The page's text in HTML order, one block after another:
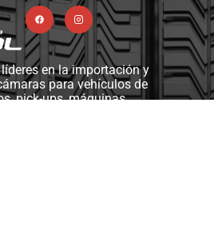
en la importación y
para vehículos de
pick-ups, máquinas